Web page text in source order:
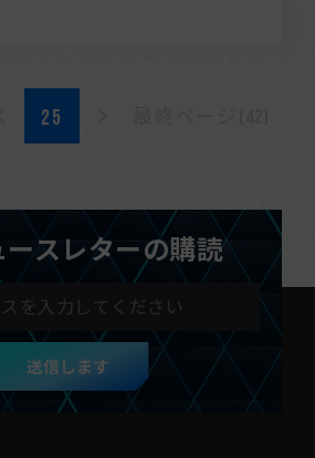
ースレターの購読
送信します